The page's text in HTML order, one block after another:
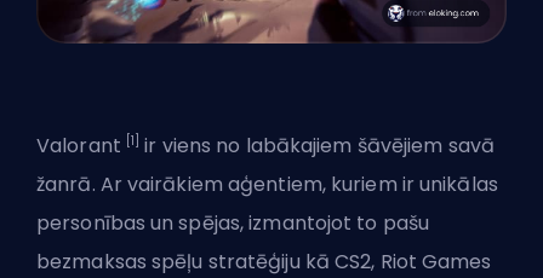
Valorant [1] ir viens no labākajiem šāvējiem savā
žanrā. Ar vairākiem aģentiem, kuriem ir unikālas
personības un spējas, izmantojot to pašu
bezmaksas spēļu stratēģiju kā CS2, Riot Games